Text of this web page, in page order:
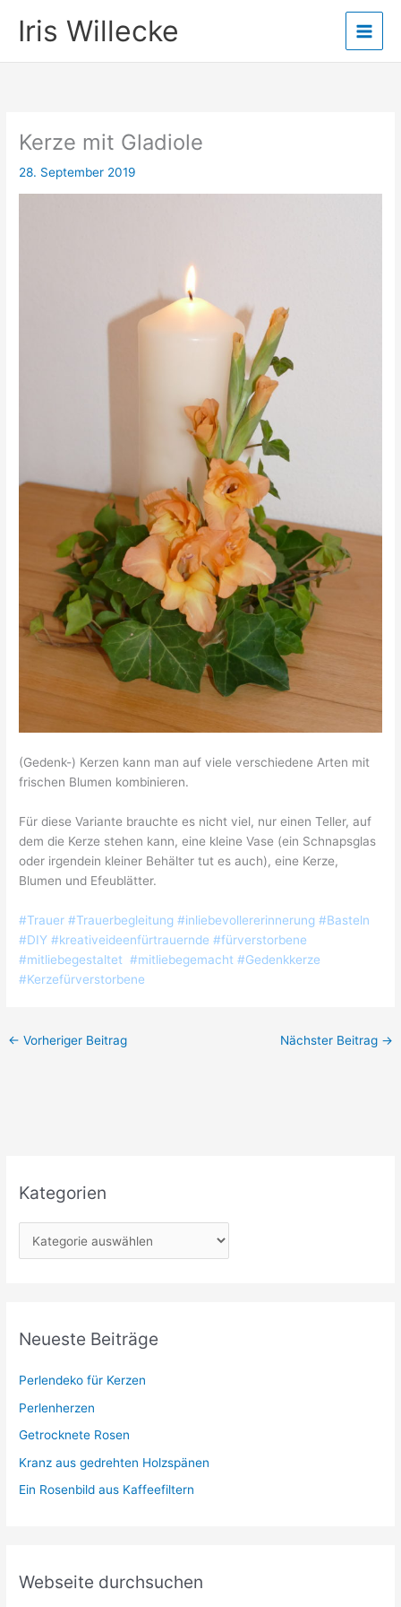
InhaltIris Willecke
Kerze mit Gladiole
28. September 2019
(Gedenk-) Kerzen kann man auf viele verschiedene Arten mit
frischen Blumen kombinieren.
Für diese Variante brauchte es nicht viel, nur einen Teller, auf
dem die Kerze stehen kann, eine kleine Vase (ein Schnapsglas
oder irgendein kleiner Behälter tut es auch), eine Kerze,
Blumen und Efeublätter.
#Trauer #Trauerbegleitung #inliebevollererinnerung #Basteln
#DIY #kreativeideenfürtrauernde #fürverstorbene
#mitliebegestaltet #mitliebegemacht #Gedenkkerze
#Kerzefürverstorbene
← Vorheriger Beitrag Nächster Beitrag →
Kategorien
a
g
r
i
e
Neueste Beiträge
Perlendeko für Kerzen
Perlenherzen
Getrocknete Rosen
Kranz aus gedrehten Holzspänen
Ein Rosenbild aus Kaffeefiltern
Webseite durchsuchen